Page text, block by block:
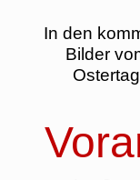
In den
Bilder